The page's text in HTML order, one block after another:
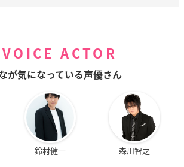
VOICE ACTOR
が気になっている声優さん
鈴村健一 森川智之